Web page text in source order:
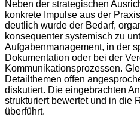
Neben der strategischen
konkrete Impulse aus der
deutlich wurde der Bedarf,
konsequenter systemisch zu
Aufgabenmanagement, in der
Dokumentation oder bei der
Kommunikationsprozessen.
Detailthemen offen
diskutiert. Die eingebrachten
strukturiert bewertet und in die
überführt.